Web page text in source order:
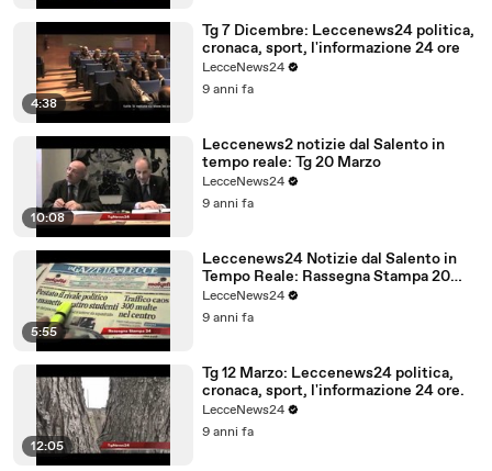
4:38
Tg 7 Dicembre: Leccenews24 politica,
cronaca, sport, l'informazione 24 ore
LecceNews24
9 anni fa
10:08
Leccenews2 notizie dal Salento in
tempo reale: Tg 20 Marzo
LecceNews24
9 anni fa
5:55
Leccenews24 Notizie dal Salento in
Tempo Reale: Rassegna Stampa 20
Marzo
LecceNews24
9 anni fa
12:05
Tg 12 Marzo: Leccenews24 politica,
cronaca, sport, l'informazione 24 ore.
LecceNews24
9 anni fa